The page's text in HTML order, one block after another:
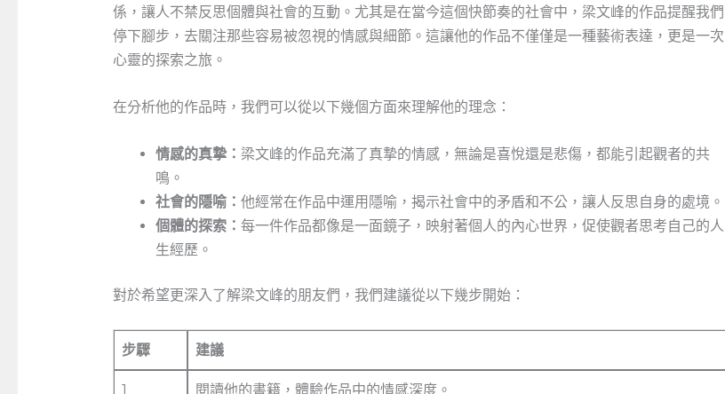
係，讓人不禁反思個體與社會的互動。尤其是在當今這個快節奏的社會中，梁文峰的作品提醒我們
停下腳步，去關注那些容易被忽視的情感與細節。這讓他的作品不僅僅是一種藝術表達，更是一次
心靈的探索之旅。
在分析他的作品時，我們可以從以下幾個方面來理解他的理念：
情感的真摯： 梁文峰的作品充滿了真摯的情感，無論是喜悅還是悲傷，都能引起觀者的共
鳴。
社會的隱喻： 他經常在作品中運用隱喻，揭示社會中的矛盾和不公，讓人反思自身的處境。
個體的探索： 每一件作品都像是一面鏡子，映射著個人的內心世界，促使觀者思考自己的人
生經歷。
對於希望更深入了解梁文峰的朋友們，我們建議從以下幾步開始：
步驟 建議
1 閱讀他的書籍，體驗作品中的情感深度。